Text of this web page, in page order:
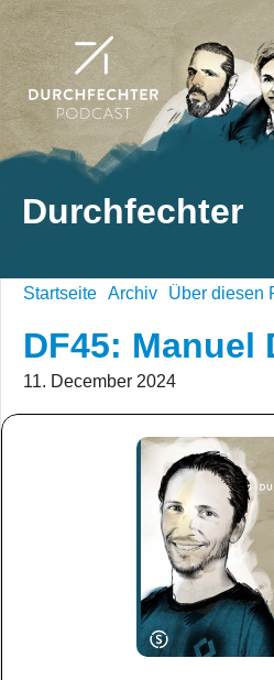
Durchfechter
Startseite Archiv Über diesen
DF45: Manuel
11. December 2024